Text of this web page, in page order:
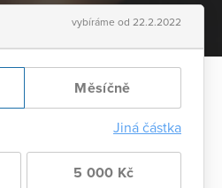
vybíráme od 22.2.2022
Měsíčně
Jiná částka
5 000 Kč